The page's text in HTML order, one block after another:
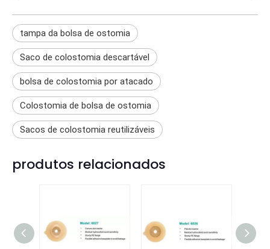
tampa da bolsa de ostomia
Saco de colostomia descartável
bolsa de colostomia por atacado
Colostomia de bolsa de ostomia
Sacos de colostomia reutilizáveis
produtos relacionados